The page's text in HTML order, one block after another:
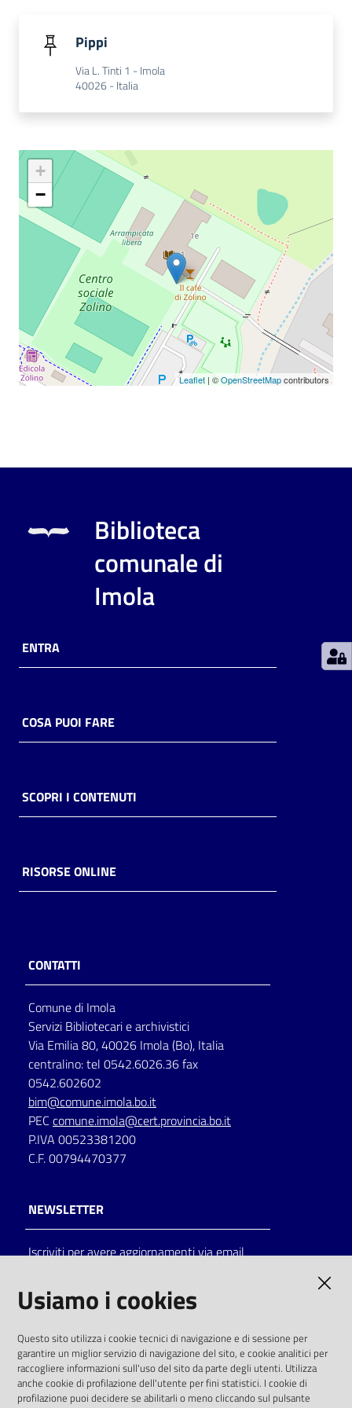
Casa
Archivio
storico
Decentrate
Patto
su
Catalogo
Eventi
Avvisi
Pippi
Via L. Tinti 1 - Imola
40026 - Italia
+
−
Leaflet | ©OpenStreetMapcontributors
Biblioteca
comunale di
Imola
ENTRA
COSA PUOI FARE
SCOPRI I CONTENUTI
RISORSE ONLINE
CONTATTI
Comune di Imola
Servizi Bibliotecari e archivistici
Via Emilia 80, 40026 Imola (Bo), Italia
centralino: tel 0542.6026.36 fax
0542.602602
bim@comune.imola.bo.it
PEC comune.imola@cert.provincia.bo.it
P.IVA 00523381200
C.F. 00794470377
NEWSLETTER
Iscriviti per avere aggiornamenti via email
solo alle condizioni previste dalla direttiva
comunitaria 2003/98/CE e dal d.lgs. 36/2006
SOCIAL
Usiamo i cookies
Questo sito utilizza i cookie tecnici di navigazione e di sessione per
garantire un miglior servizio di navigazione del sito, e cookie analitici per
raccogliere informazioni sull'uso del sito da parte degli utenti. Utilizza
anche cookie di profilazione dell'utente per fini statistici. I cookie di
profilazione puoi decidere se abilitarli o meno cliccando sul pulsante